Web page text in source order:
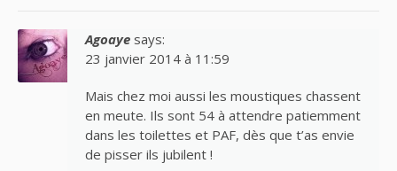
Agoaye says:
23 janvier 2014 à 11:59
Mais chez moi aussi les moustiques chassent
en meute. Ils sont 54 à attendre patiemment
dans les toilettes et PAF, dès que t’as envie
de pisser ils jubilent !